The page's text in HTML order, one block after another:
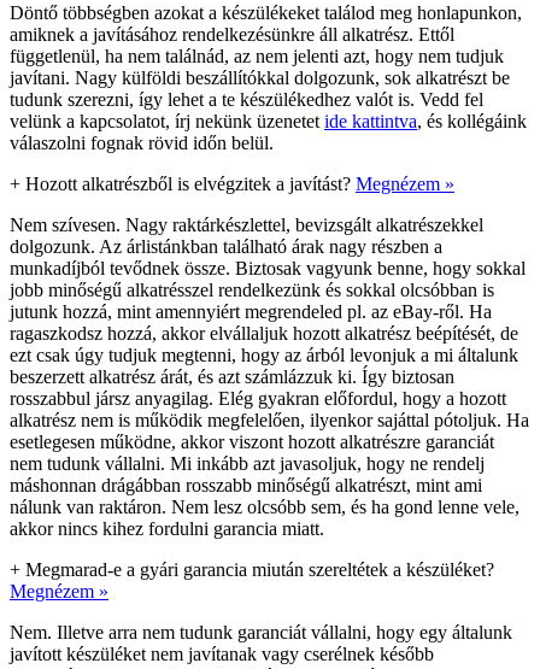
Döntő többségben azokat a készülékeket találod meg honlapunkon,
amiknek a javításához rendelkezésünkre áll alkatrész. Ettől
függetlenül, ha nem találnád, az nem jelenti azt, hogy nem tudjuk
javítani. Nagy külföldi beszállítókkal dolgozunk, sok alkatrészt be
tudunk szerezni, így lehet a te készülékedhez valót is. Vedd fel
velünk a kapcsolatot, írj nekünk üzenetet ide kattintva, és kollégáink
válaszolni fognak rövid időn belül.
+ Hozott alkatrészből is elvégzitek a javítást? Megnézem »
Nem szívesen. Nagy raktárkészlettel, bevizsgált alkatrészekkel
dolgozunk. Az árlistánkban található árak nagy részben a
munkadíjból tevődnek össze. Biztosak vagyunk benne, hogy sokkal
jobb minőségű alkatrésszel rendelkezünk és sokkal olcsóbban is
jutunk hozzá, mint amennyiért megrendeled pl. az eBay-ről. Ha
ragaszkodsz hozzá, akkor elvállaljuk hozott alkatrész beépítését, de
ezt csak úgy tudjuk megtenni, hogy az árból levonjuk a mi általunk
beszerzett alkatrész árát, és azt számlázzuk ki. Így biztosan
rosszabbul jársz anyagilag. Elég gyakran előfordul, hogy a hozott
alkatrész nem is működik megfelelően, ilyenkor sajáttal pótoljuk. Ha
esetlegesen működne, akkor viszont hozott alkatrészre garanciát
nem tudunk vállalni. Mi inkább azt javasoljuk, hogy ne rendelj
máshonnan drágábban rosszabb minőségű alkatrészt, mint ami
nálunk van raktáron. Nem lesz olcsóbb sem, és ha gond lenne vele,
akkor nincs kihez fordulni garancia miatt.
+ Megmarad-e a gyári garancia miután szereltétek a készüléket?
Megnézem »
Nem. Illetve arra nem tudunk garanciát vállalni, hogy egy általunk
javított készüléket nem javítanak vagy cserélnek később